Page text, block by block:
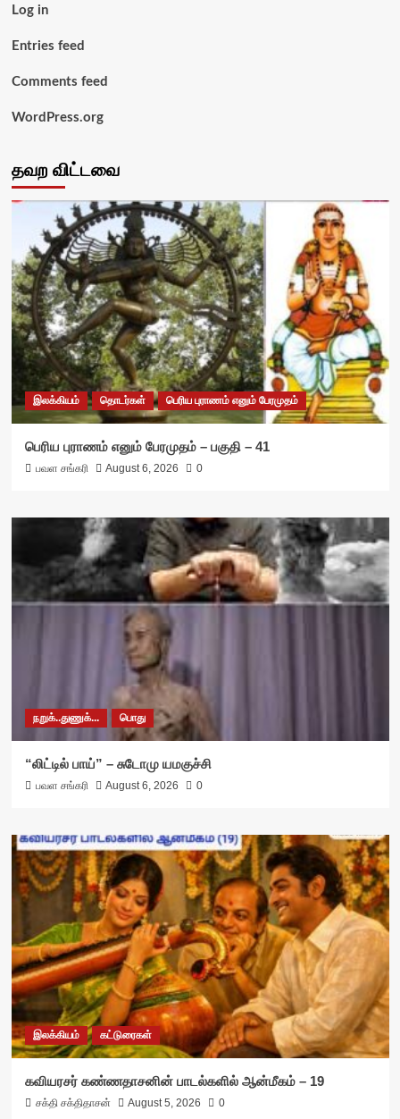
Log in
Entries feed
Comments feed
WordPress.org
தவற விட்டவை
இலக்கியம் தொடர்கள் பெரிய புராணம் எனும் பேரமுதம்
பெரிய புராணம் எனும் பேரமுதம் – பகுதி – 41
பவள சங்கரி August 6, 2026 0
நறுக்..துணுக்... பொது
“லிட்டில் பாய்” – சுடோமு யமகுச்சி
பவள சங்கரி August 6, 2026 0
இலக்கியம் கட்டுரைகள்
கவியரசர் கண்ணதாசனின் பாடல்களில் ஆன்மீகம் – 19
சக்தி சக்திதாசன் August 5, 2026 0